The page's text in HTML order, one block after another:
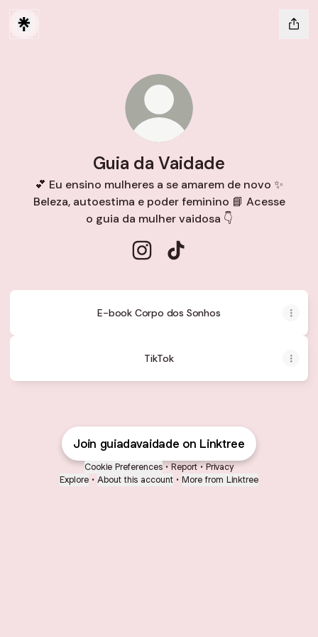
Guia da Vaidade
💕 Eu ensino mulheres a se amarem de novo ✨
Beleza, autoestima e poder feminino 📘 Acesse
o guia da mulher vaidosa 👇
E-book Corpo dos Sonhos
TikTok
Join guiadavaidade on Linktree
Cookie Preferences • Report • Privacy
Explore • About this account • More from Linktree